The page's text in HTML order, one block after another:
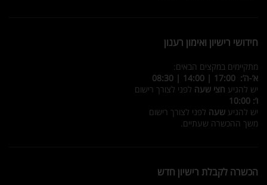
חידושי רישיון ואימון רענון
מתקיימים במקצים הבאים:
א’-ה’: 17:00 | 14:00 | 08:30
יש להגיע חצי שעה לפני לצורך רישום
ו’: 10:00
יש להגיע שעה לפני לצורך רישום
משך ההכשרה שעתיים.
הכשרה לקבלת רישיון חדש